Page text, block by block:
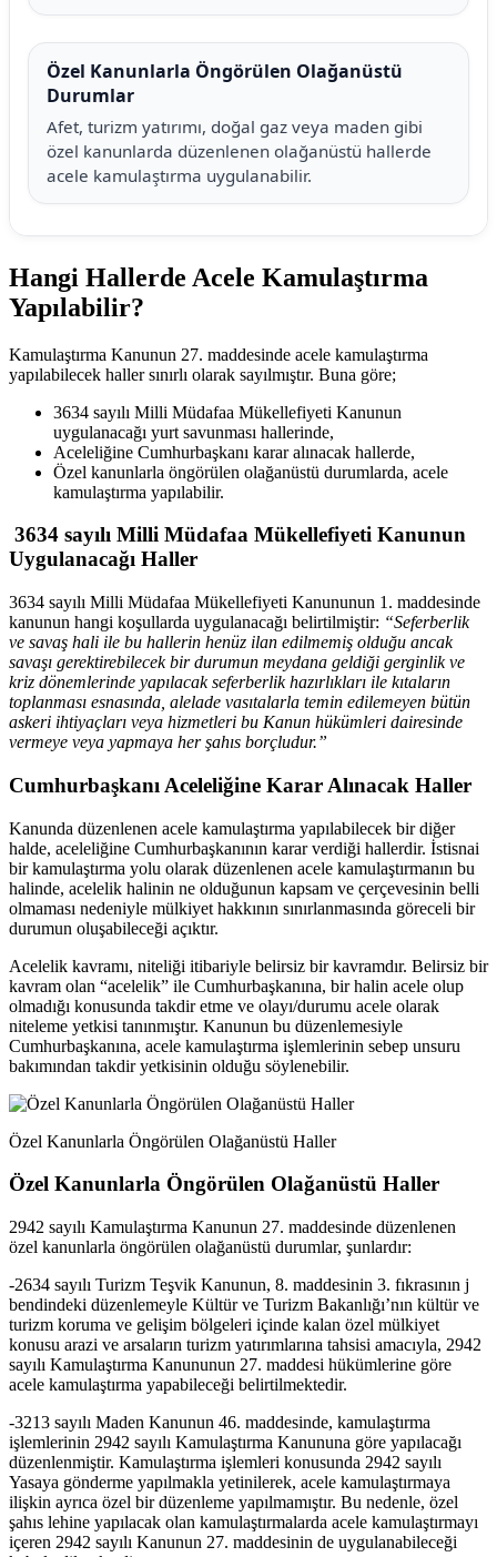
Özel Kanunlarla Öngörülen Olağanüstü
Durumlar
Afet, turizm yatırımı, doğal gaz veya maden gibi
özel kanunlarda düzenlenen olağanüstü hallerde
acele kamulaştırma uygulanabilir.
Hangi Hallerde Acele Kamulaştırma
Yapılabilir?
Kamulaştırma Kanunun 27. maddesinde acele kamulaştırma
yapılabilecek haller sınırlı olarak sayılmıştır. Buna göre;
3634 sayılı Milli Müdafaa Mükellefiyeti Kanunun
uygulanacağı yurt savunması hallerinde,
Aceleliğine Cumhurbaşkanı karar alınacak hallerde,
Özel kanunlarla öngörülen olağanüstü durumlarda, acele
kamulaştırma yapılabilir.
3634 sayılı Milli Müdafaa Mükellefiyeti Kanunun
Uygulanacağı Haller
3634 sayılı Milli Müdafaa Mükellefiyeti Kanununun 1. maddesinde
kanunun hangi koşullarda uygulanacağı belirtilmiştir: “Seferberlik
ve savaş hali ile bu hallerin henüz ilan edilmemiş olduğu ancak
savaşı gerektirebilecek bir durumun meydana geldiği gerginlik ve
kriz dönemlerinde yapılacak seferberlik hazırlıkları ile kıtaların
toplanması esnasında, alelade vasıtalarla temin edilemeyen bütün
askeri ihtiyaçları veya hizmetleri bu Kanun hükümleri dairesinde
vermeye veya yapmaya her şahıs borçludur.”
Cumhurbaşkanı Aceleliğine Karar Alınacak Haller
Kanunda düzenlenen acele kamulaştırma yapılabilecek bir diğer
halde, aceleliğine Cumhurbaşkanının karar verdiği hallerdir. İstisnai
bir kamulaştırma yolu olarak düzenlenen acele kamulaştırmanın bu
halinde, acelelik halinin ne olduğunun kapsam ve çerçevesinin belli
olmaması nedeniyle mülkiyet hakkının sınırlanmasında göreceli bir
durumun oluşabileceği açıktır.
Acelelik kavramı, niteliği itibariyle belirsiz bir kavramdır. Belirsiz bir
kavram olan “acelelik” ile Cumhurbaşkanına, bir halin acele olup
olmadığı konusunda takdir etme ve olayı/durumu acele olarak
niteleme yetkisi tanınmıştır. Kanunun bu düzenlemesiyle
Cumhurbaşkanına, acele kamulaştırma işlemlerinin sebep unsuru
bakımından takdir yetkisinin olduğu söylenebilir.
Özel Kanunlarla Öngörülen Olağanüstü Haller
Özel Kanunlarla Öngörülen Olağanüstü Haller
2942 sayılı Kamulaştırma Kanunun 27. maddesinde düzenlenen
özel kanunlarla öngörülen olağanüstü durumlar, şunlardır:
-2634 sayılı Turizm Teşvik Kanunun, 8. maddesinin 3. fıkrasının j
bendindeki düzenlemeyle Kültür ve Turizm Bakanlığı’nın kültür ve
turizm koruma ve gelişim bölgeleri içinde kalan özel mülkiyet
konusu arazi ve arsaların turizm yatırımlarına tahsisi amacıyla, 2942
sayılı Kamulaştırma Kanununun 27. maddesi hükümlerine göre
acele kamulaştırma yapabileceği belirtilmektedir.
-3213 sayılı Maden Kanunun 46. maddesinde, kamulaştırma
işlemlerinin 2942 sayılı Kamulaştırma Kanununa göre yapılacağı
düzenlenmiştir. Kamulaştırma işlemleri konusunda 2942 sayılı
Yasaya gönderme yapılmakla yetinilerek, acele kamulaştırmaya
ilişkin ayrıca özel bir düzenleme yapılmamıştır. Bu nedenle, özel
şahıs lehine yapılacak olan kamulaştırmalarda acele kamulaştırmayı
içeren 2942 sayılı Kanunun 27. maddesinin de uygulanabileceği